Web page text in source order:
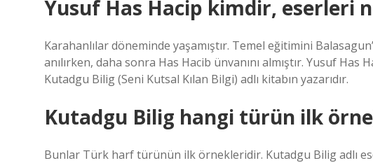
Yusuf Has Hacip kimdir, eserleri
Karahanlılar döneminde yaşamıştır. Temel eğitimini
anılırken, daha sonra Has Hacib ünvanını almıştır. Yusuf
Kutadgu Bilig (Seni Kutsal Kılan Bilgi) adlı kitabın yazarıdır.
Kutadgu Bilig hangi türün ilk
Bunlar Türk harf türünün ilk örnekleridir. Kutadgu Bilig adlı